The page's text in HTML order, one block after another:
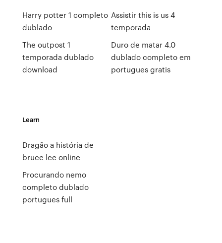
Harry potter 1 completo
dublado
The outpost 1
temporada dublado
download
Assistir this is us 4
temporada
Duro de matar 4.0
dublado completo em
portugues gratis
Learn
Dragão a história de
bruce lee online
Procurando nemo
completo dublado
portugues full